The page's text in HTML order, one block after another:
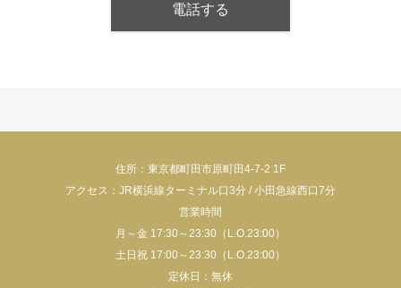
電話する
住所：東京都町田市原町田4-7-2 1F
アクセス：JR横浜線ターミナル口3分 / 小田急線西口7分
営業時間
月～金 17:30～23:30（L.O.23:00）
土日祝 17:00～23:30（L.O.23:00）
定休日：無休